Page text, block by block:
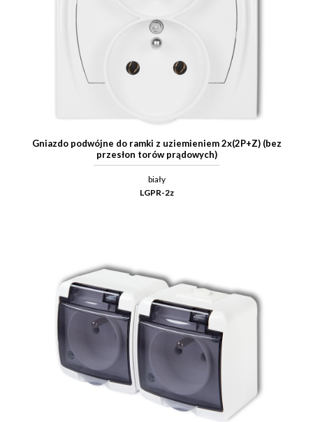
Gniazdo podwójne do ramki z uziemieniem 2x(2P+Z) (bez
przesłon torów prądowych)
biały
LGPR-2z